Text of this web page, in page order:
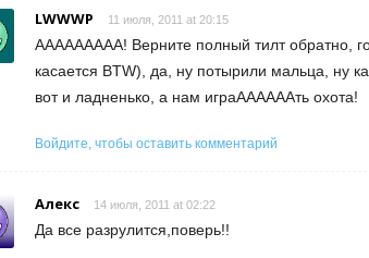
LWWWP 11 июля, 2011 at 20:15
ААААААААА! Верните полный тилт обратно,
касается BTW), да, ну потырили мальца, ну
вот и ладненько, а нам играААААААть охота!
Войдите, чтобы оставить комментарий
Алекс 14 июля, 2011 at 02:22
Да все разрулится,поверь!!